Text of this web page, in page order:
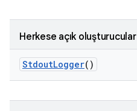
Herkese açık oluşturucular
StdoutLogger()